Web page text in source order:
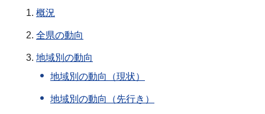
概況
全県の動向
地域別の動向
地域別の動向（現状）
地域別の動向（先行き）